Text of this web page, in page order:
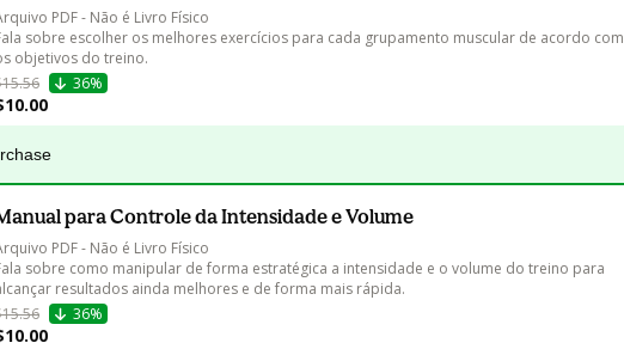
PDF - Não é Livro Físico
sobre escolher os melhores exercícios para cada grupamento muscular de acordo com
objetivos do treino.
36%
para Controle da Intensidade e Volume
PDF - Não é Livro Físico
sobre como manipular de forma estratégica a intensidade e o volume do treino para
resultados ainda melhores e de forma mais rápida.
36%